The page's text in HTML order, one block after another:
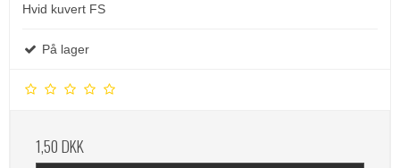
Hvid kuvert FS
På lager
1,50 DKK